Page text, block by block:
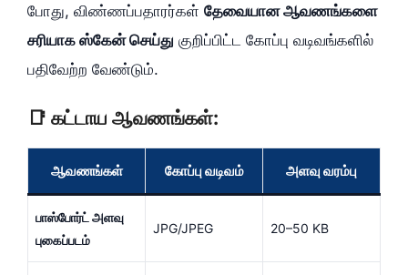
போது, விண்ணப்பதாரர்கள் தேவையான ஆவணங்களை
சரியாக ஸ்கேன் செய்து குறிப்பிட்ட கோப்பு வடிவங்களில்
பதிவேற்ற வேண்டும்.
📑 கட்டாய ஆவணங்கள்:
ஆவணங்கள் கோப்பு வடிவம் அளவு வரம்பு
பாஸ்போர்ட் அளவு
புகைப்படம்
JPG/JPEG 20–50 KB